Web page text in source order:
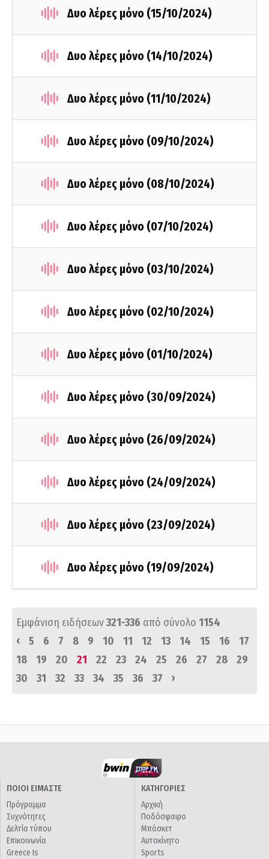
Δυο λέρες μόνο (15/10/2024)
Δυο λέρες μόνο (14/10/2024)
Δυο λέρες μόνο (11/10/2024)
Δυο λέρες μόνο (09/10/2024)
Δυο λέρες μόνο (08/10/2024)
Δυο λέρες μόνο (07/10/2024)
Δυο λέρες μόνο (03/10/2024)
Δυο λέρες μόνο (02/10/2024)
Δυο λέρες μόνο (01/10/2024)
Δυο λέρες μόνο (30/09/2024)
Δυο λέρες μόνο (26/09/2024)
Δυο λέρες μόνο (24/09/2024)
Δυο λέρες μόνο (23/09/2024)
Δυο λέρες μόνο (19/09/2024)
Εμφάνιση ειδήσεων321-336 από σύνολο 1154
‹
5 6 7 8 9 10 11 12 13 14 15 16
17
18
19 20 21 22 23 24 25 26 27 28
29
30
31 32 33 34 35 36 37 ›
ΠΟΙΟΙ ΕΙΜΑΣΤΕ
Πρόγραμμα
Συχνότητες
Δελτία τύπου
Επικοινωνία
Greece Is
ΚΑΤΗΓΟΡΙΕΣ
Αρχική
Ποδόσφαιρο
Μπάσκετ
Αυτοκίνητο
Sports